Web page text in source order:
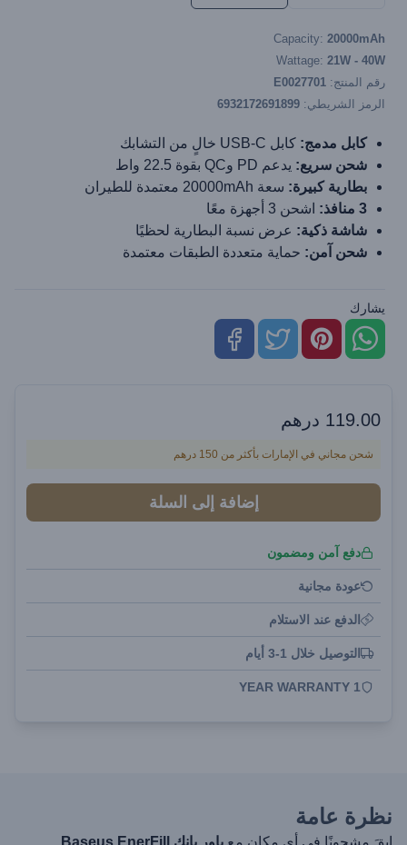
Capacity: 20000mAh
Wattage: 21W - 40W
رقم المنتج: E0027701
الرمز الشريطي: 6932172691899
كابل مدمج: كابل USB-C خالٍ من التشابك
شحن سريع: يدعم PD وQC بقوة 22.5 واط
بطارية كبيرة: سعة 20000mAh معتمدة للطيران
3 منافذ:
اشحن 3 أجهزة معًا
شاشة ذكية: عرض نسبة البطارية لحظيًا
شحن آمن: حماية متعددة الطبقات معتمدة
يشارك
119.00 درهم
شحن مجاني في الإمارات بأكثر من 150 درهم
إضافة إلى السلة
دفع آمن ومضمون
عودة مجانية
الدفع عند الاستلام
التوصيل خلال 1-3 أيام
1 YEAR WARRANTY
نظرة عامة
ابقَ مشحونًا في أي مكان مع
باور بانك Baseus EnerFill